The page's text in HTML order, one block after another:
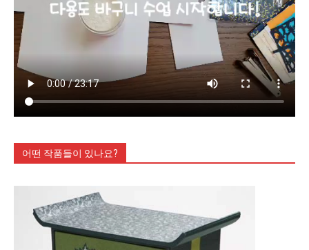
어떤 작품들이 있나요?